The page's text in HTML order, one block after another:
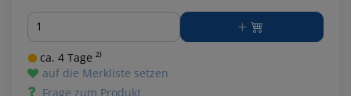
Menge
ca. 4 Tage ²⁾
auf die Merkliste setzen
Frage zum Produkt